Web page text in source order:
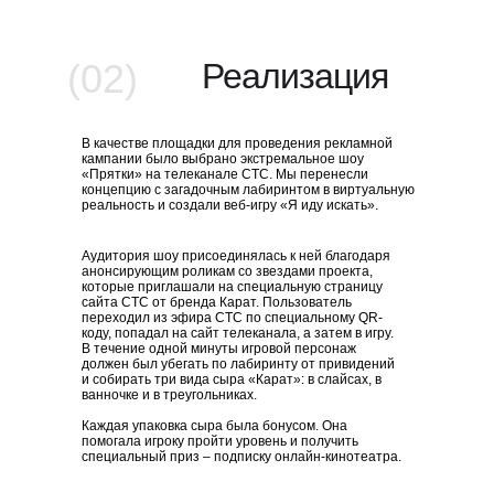
(02) Реализация
В качестве площадки для проведения рекламной
кампании было выбрано экстремальное шоу
«Прятки» на телеканале СТС. Мы перенесли
концепцию с загадочным лабиринтом в виртуальную
реальность и создали веб-игру «Я иду искать».
Аудитория шоу присоединялась к ней благодаря
анонсирующим роликам со звездами проекта,
которые приглашали на специальную страницу
сайта СТС от бренда Карат. Пользователь
переходил из эфира СТС по специальному QR-
коду, попадал на сайт телеканала, а затем в игру.
В течение одной минуты игровой персонаж
должен был убегать по лабиринту от привидений
и собирать три вида сыра «Карат»: в слайсах, в
ванночке и в треугольниках.
Каждая упаковка сыра была бонусом. Она
помогала игроку пройти уровень и получить
специальный приз – подписку онлайн-кинотеатра.